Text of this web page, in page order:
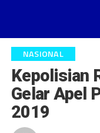
NASIONAL
Kepolisian
Gelar Apel
2019